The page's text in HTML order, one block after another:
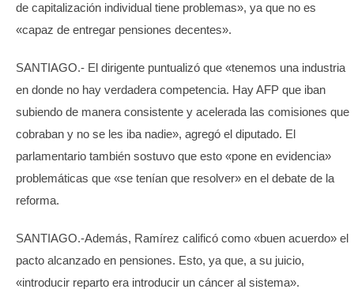
de capitalización individual tiene problemas», ya que no es
«capaz de entregar pensiones decentes».
SANTIAGO.- El dirigente puntualizó que «tenemos una industria
en donde no hay verdadera competencia. Hay AFP que iban
subiendo de manera consistente y acelerada las comisiones que
cobraban y no se les iba nadie», agregó el diputado. El
parlamentario también sostuvo que esto «pone en evidencia»
problemáticas que «se tenían que resolver» en el debate de la
reforma.
SANTIAGO.-Además, Ramírez calificó como «buen acuerdo» el
pacto alcanzado en pensiones. Esto, ya que, a su juicio,
«introducir reparto era introducir un cáncer al sistema».